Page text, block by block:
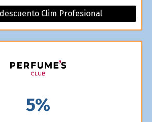
Clim Profesional
5%